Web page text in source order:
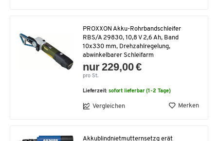
PROXXON Akku-Rohrbandschleifer
RBS/A 29830, 10,8 V 2,6 Ah, Band
10x330 mm, Drehzahlregelung,
abwinkelbarer Schleifarm
nur 229,00 €
pro St.
Lieferzeit:sofort lieferbar (1-2 Tage)
Vergleichen Merken
Akkublindnietmutternsetzg erät